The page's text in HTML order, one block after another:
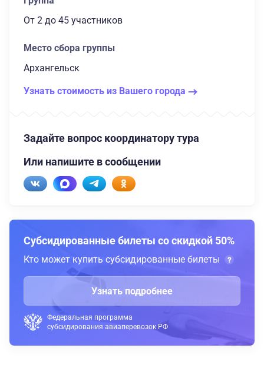
От 2 до 45 участников
Место сбора группы
Архангельск
Узнать стоимость из Вашего города
Задайте вопрос координатору тура
Или напишите в сообщении
Субсидированные билеты со скидкой 50%
Кто может купить субсидированные билеты
Узнать подробнее
Федеральная программа
субсидирования авиаперевозок РФ